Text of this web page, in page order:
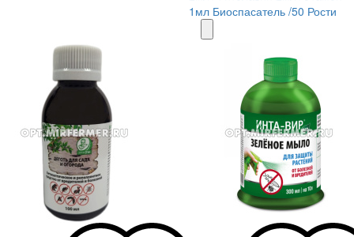
1мл Биоспасатель /50 Рости